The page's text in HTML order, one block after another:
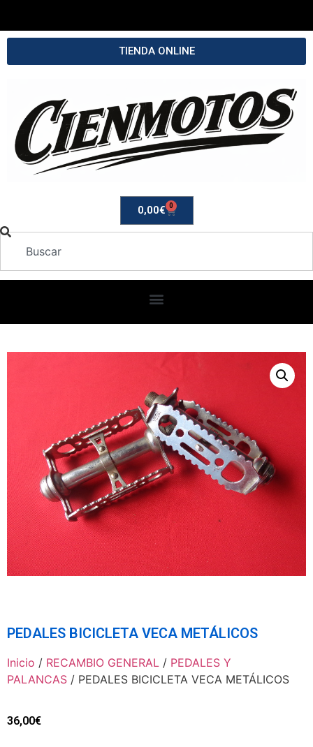
TIENDA ONLINE
0,00€ 0
PEDALES BICICLETA VECA METÁLICOS
Inicio / RECAMBIO GENERAL / PEDALES Y
PALANCAS / PEDALES BICICLETA VECA METÁLICOS
36,00€